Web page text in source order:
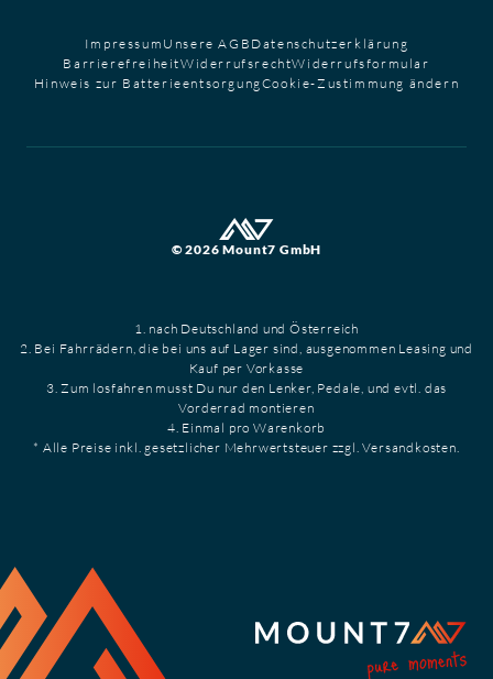
Impressum Unsere AGB Datenschutzerklärung
BarrierefreiheitWiderrufsrechtWiderrufsformular
Hinweis zur BatterieentsorgungCookie-Zustimmung ändern
© 2026 Mount7 GmbH
1. nach Deutschland und Österreich
2. Bei Fahrrädern, die bei uns auf Lager sind, ausgenommen Leasing und
Kauf per Vorkasse
3. Zum losfahren musst Du nur den Lenker, Pedale, und evtl. das
Vorderrad montieren
4. Einmal pro Warenkorb
* Alle Preise inkl. gesetzlicher Mehrwertsteuer zzgl. Versandkosten.